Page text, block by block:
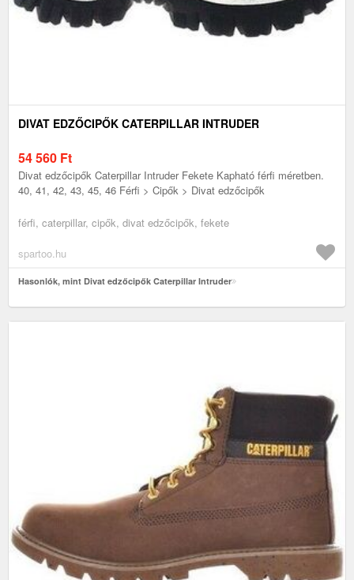
DIVAT EDZŐCIPŐK CATERPILLAR INTRUDER
54 560 Ft
Divat edzőcipők Caterpillar Intruder Fekete Kapható férfi méretben.
40, 41, 42, 43, 45, 46 Férfi > Cipők > Divat edzőcipők
férfi, caterpillar, cipők, divat edzőcipők, fekete
spartoo.hu
Hasonlók, mint Divat edzőcipők Caterpillar Intruder